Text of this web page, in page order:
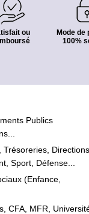
ou
Mode de
100%
Publics
Trésoreries, Directions
Sport, Défense...
(Enfance,
CFA, MFR,